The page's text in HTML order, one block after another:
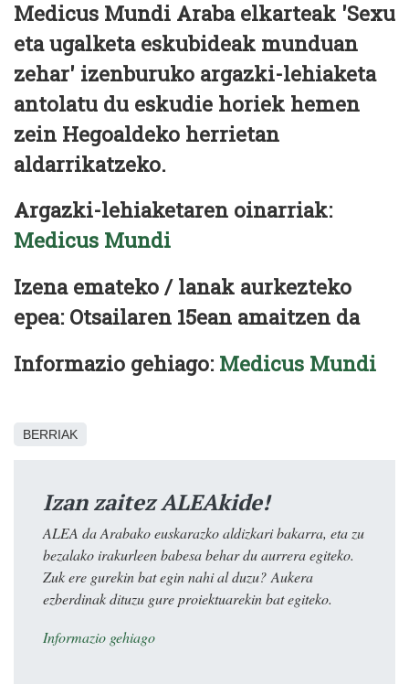
Medicus Mundi Araba elkarteak 'Sexu
eta ugalketa eskubideak munduan
zehar' izenburuko argazki-lehiaketa
antolatu du eskudie horiek hemen
zein Hegoaldeko herrietan
aldarrikatzeko.
Argazki-lehiaketaren oinarriak:
Medicus Mundi
Izena emateko / lanak aurkezteko
epea: Otsailaren 15ean amaitzen da
Informazio gehiago: Medicus Mundi
BERRIAK
Izan zaitez ALEAkide!
ALEA da Arabako euskarazko aldizkari bakarra, eta zu
bezalako irakurleen babesa behar du aurrera egiteko.
Zuk ere gurekin bat egin nahi al duzu? Aukera
ezberdinak dituzu gure proiektuarekin bat egiteko.
Informazio gehiago